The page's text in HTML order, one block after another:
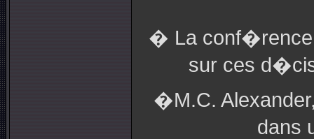
� La conf�rence
sur ces
�M.C.
dans